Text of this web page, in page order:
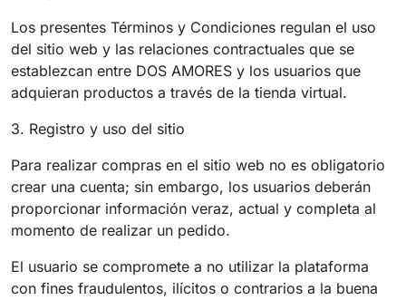
Los presentes Términos y Condiciones regulan el uso
del sitio web y las relaciones contractuales que se
establezcan entre DOS AMORES y los usuarios que
adquieran productos a través de la tienda virtual.
3. Registro y uso del sitio
Para realizar compras en el sitio web no es obligatorio
crear una cuenta; sin embargo, los usuarios deberán
proporcionar información veraz, actual y completa al
momento de realizar un pedido.
El usuario se compromete a no utilizar la plataforma
con fines fraudulentos, ilícitos o contrarios a la buena